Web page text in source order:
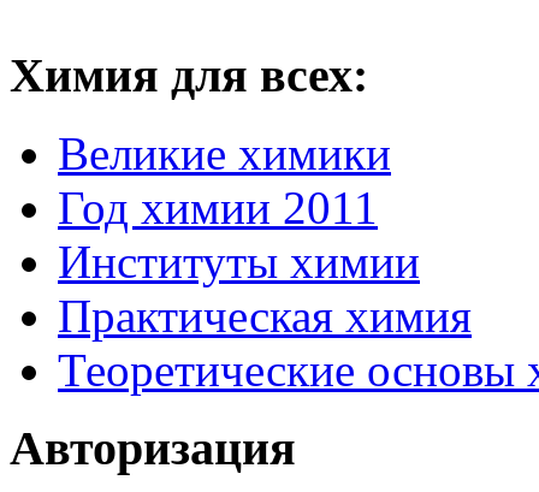
Химия для всех:
Великие химики
Год химии 2011
Институты химии
Практическая химия
Теоретические основы
Авторизация